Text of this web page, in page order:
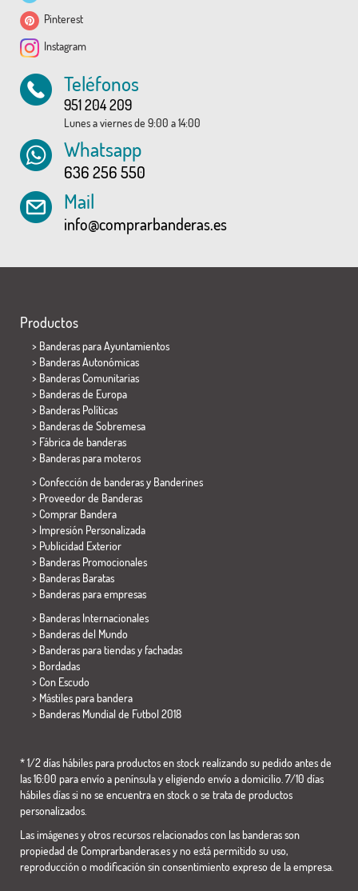
Pinterest
Instagram
Teléfonos
951 204 209
Lunes a viernes de 9:00 a 14:00
Whatsapp
636 256 550
Mail
info@comprarbanderas.es
Productos
> Banderas para Ayuntamientos
> Banderas Autonómicas
> Banderas Comunitarias
> Banderas de Europa
> Banderas Políticas
> Banderas de Sobremesa
> Fábrica de banderas
> Banderas para moteros
> Confección de banderas y Banderines
> Proveedor de Banderas
> Comprar Bandera
> Impresión Personalizada
> Publicidad Exterior
> Banderas Promocionales
> Banderas Baratas
> Banderas para empresas
> Banderas Internacionales
> Banderas del Mundo
> Banderas para tiendas y fachadas
> Bordadas
> Con Escudo
> Mástiles para bandera
> Banderas Mundial de Futbol 2018
* 1/2 días hábiles para productos en stock realizando su pedido antes de
las 16:00 para envío a península y eligiendo envío a domicilio. 7/10 días
hábiles días si no se encuentra en stock o se trata de productos
personalizados.
Las imágenes y otros recursos relacionados con las banderas son
propiedad de Comprarbanderas.es y no está permitido su uso,
reproducción o modificación sin consentimiento expreso de la empresa.